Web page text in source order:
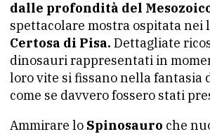
dalle profondità del
spettacolare mostra ospitata nei
Certosa di Pisa. Dettagliate
dinosauri rappresentati in
loro vite si fissano nella fantasia
come se davvero fossero stati
Ammirare lo Spinosauro che